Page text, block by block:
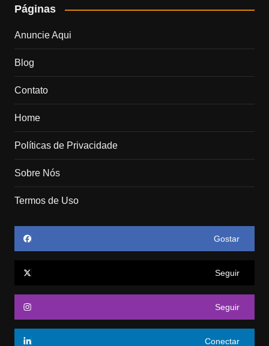
Páginas
Anuncie Aqui
Blog
Contato
Home
Políticas de Privacidade
Sobre Nós
Termos de Uso
Gostar
Seguir
Seguir
Conectar